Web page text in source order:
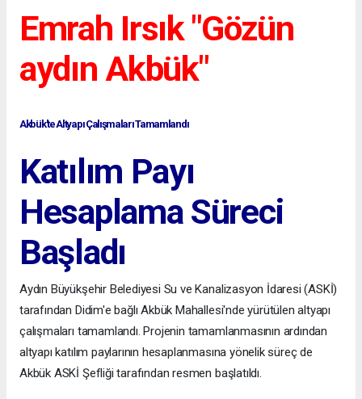
Emrah Irsık "Gözün
aydın Akbük"
Akbük'te Altyapı Çalışmaları Tamamlandı
Katılım Payı
Hesaplama Süreci
Başladı
Aydın Büyükşehir Belediyesi Su ve Kanalizasyon İdaresi (ASKİ)
tarafından Didim'e bağlı Akbük Mahallesi'nde yürütülen altyapı
çalışmaları tamamlandı. Projenin tamamlanmasının ardından
altyapı katılım paylarının hesaplanmasına yönelik süreç de
Akbük ASKİ Şefliği tarafından resmen başlatıldı.